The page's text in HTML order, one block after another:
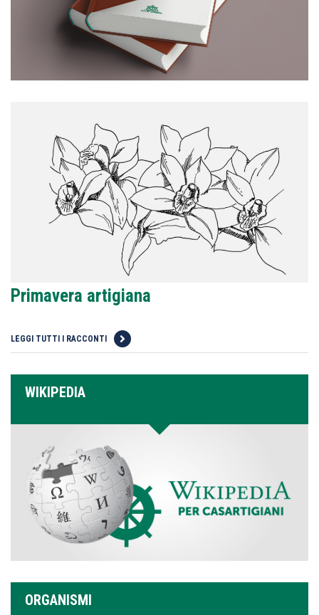
Primavera artigiana
LEGGI TUTTI I RACCONTI
WIKIPEDIA
ORGANISMI